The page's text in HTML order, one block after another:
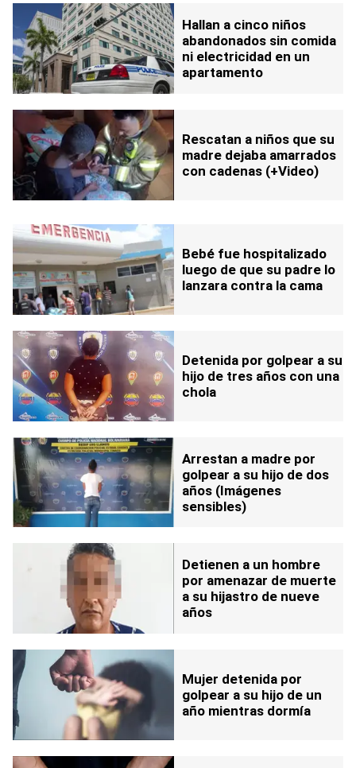
Hallan a cinco niños
abandonados sin comida
ni electricidad en un
apartamento
Rescatan a niños que su
madre dejaba amarrados
con cadenas (+Video)
Bebé fue hospitalizado
luego de que su padre lo
lanzara contra la cama
Detenida por golpear a su
hijo de tres años con una
chola
Arrestan a madre por
golpear a su hijo de dos
años (Imágenes
sensibles)
Detienen a un hombre
por amenazar de muerte
a su hijastro de nueve
años
Mujer detenida por
golpear a su hijo de un
año mientras dormía